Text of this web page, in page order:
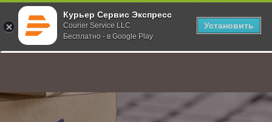
Курьер Сервис Экспресс
Courier Service LLC
Бесплатно - в Google Play
Установить
;
Главная О компании Новости КСЭ дарит скидку 20% на